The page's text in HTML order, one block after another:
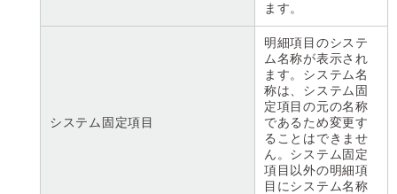
ます。
システム固定項目
明細項目のシステ
ム名称が表示され
ます。システム名
称は、システム固
定項目の元の名称
であるため変更す
ることはできませ
ん。システム固定
項目以外の明細項
目にシステム名称